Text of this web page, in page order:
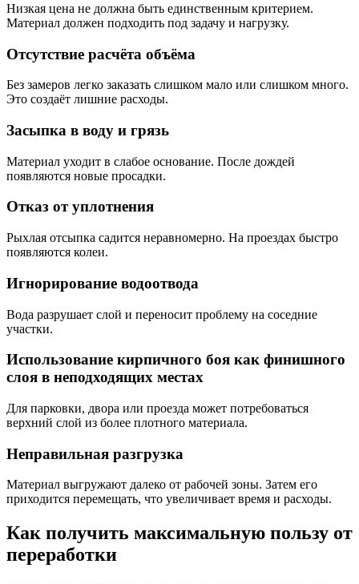
Низкая цена не должна быть единственным критерием.
Материал должен подходить под задачу и нагрузку.
Отсутствие расчёта объёма
Без замеров легко заказать слишком мало или слишком много.
Это создаёт лишние расходы.
Засыпка в воду и грязь
Материал уходит в слабое основание. После дождей
появляются новые просадки.
Отказ от уплотнения
Рыхлая отсыпка садится неравномерно. На проездах быстро
появляются колеи.
Игнорирование водоотвода
Вода разрушает слой и переносит проблему на соседние
участки.
Использование кирпичного боя как финишного
слоя в неподходящих местах
Для парковки, двора или проезда может потребоваться
верхний слой из более плотного материала.
Неправильная разгрузка
Материал выгружают далеко от рабочей зоны. Затем его
приходится перемещать, что увеличивает время и расходы.
Как получить максимальную пользу от
переработки